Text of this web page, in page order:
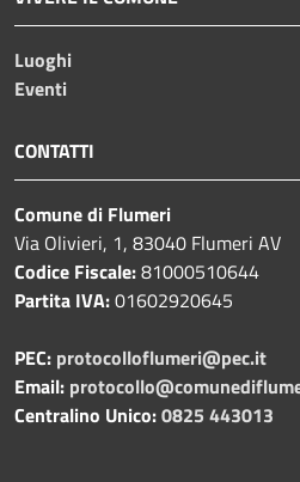
Luoghi
Eventi
CONTATTI
Comune di Flumeri
Via Olivieri, 1, 83040 Flumeri AV
Codice Fiscale:81000510644
Partita IVA:01602920645
PEC: protocolloflumeri@pec.it
Email:
Centralino Unico:0825 443013